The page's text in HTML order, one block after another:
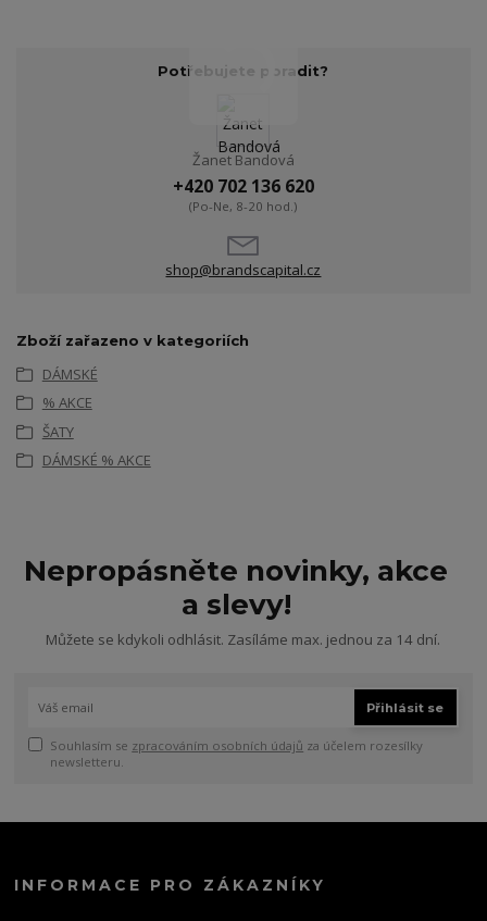
Potřebujete poradit?
Žanet Bandová
+420 702 136 620
(Po-Ne, 8-20 hod.)
shop@brandscapital.cz
Zboží zařazeno v kategoriích
DÁMSKÉ
% AKCE
ŠATY
DÁMSKÉ % AKCE
Nepropásněte novinky, akce
a slevy!
Můžete se kdykoli odhlásit. Zasíláme max. jednou za 14 dní.
Přihlásit se
Souhlasím se zpracováním osobních údajů za účelem rozesílky
newsletteru.
INFORMACE PRO ZÁKAZNÍKY